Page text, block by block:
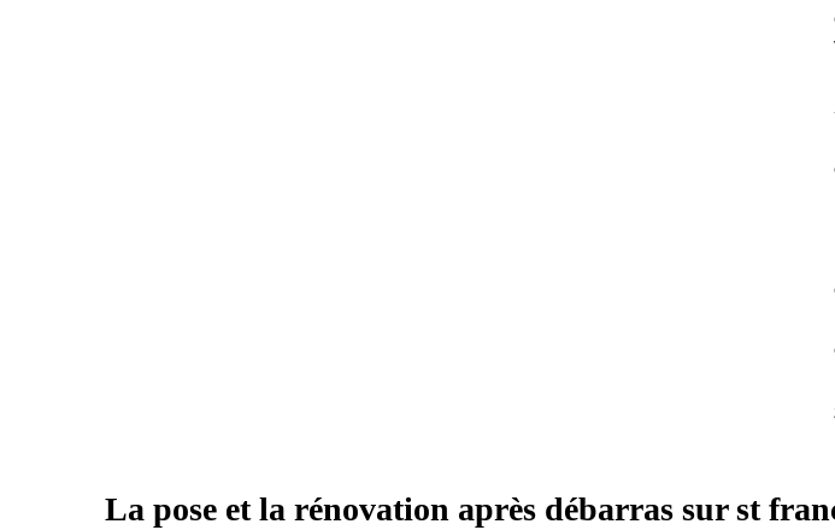
La pose et la rénovation après débarras sur st